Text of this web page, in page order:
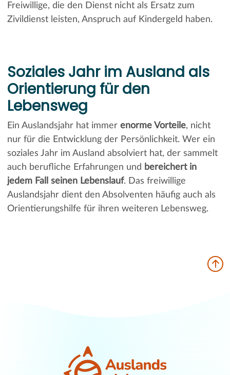
Freiwillige, die den Dienst nicht als Ersatz zum
Zivildienst leisten, Anspruch auf Kindergeld haben.
Soziales Jahr im Ausland als
Orientierung für den
Lebensweg
Ein Auslandsjahr hat immer enorme Vorteile, nicht
nur für die Entwicklung der Persönlichkeit. Wer ein
soziales Jahr im Ausland absolviert hat, der sammelt
auch berufliche Erfahrungen und bereichert in
jedem Fall seinen Lebenslauf. Das freiwillige
Auslandsjahr dient den Absolventen häufig auch als
Orientierungshilfe für ihren weiteren Lebensweg.